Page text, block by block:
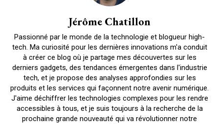
Jérôme Chatillon
Passionné par le monde de la technologie et blogueur high-
tech. Ma curiosité pour les dernières innovations m'a conduit
à créer ce blog où je partage mes découvertes sur les
derniers gadgets, des tendances émergentes dans l'industrie
tech, et je propose des analyses approfondies sur les
produits et les services qui façonnent notre avenir numérique.
J'aime déchiffrer les technologies complexes pour les rendre
accessibles à tous, et je suis toujours à la recherche de la
prochaine grande nouveauté qui va révolutionner notre